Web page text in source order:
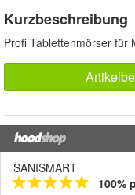
Kurzbeschreibung
Profi Tablettenmörser für
SANISMART
100%